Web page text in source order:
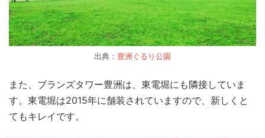
出典： 豊洲ぐるり公園
また、ブランズタワー豊洲は、東電堀にも隣接していま
す。東電堀は2015年に舗装されていますので、新しくと
てもキレイです。